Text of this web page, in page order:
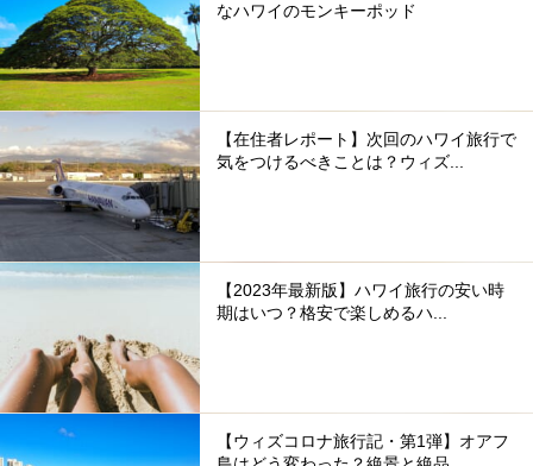
なハワイのモンキーポッド
【在住者レポート】次回のハワイ旅行で
気をつけるべきことは？ウィズ...
【2023年最新版】ハワイ旅行の安い時
期はいつ？格安で楽しめるハ...
【ウィズコロナ旅行記・第1弾】オアフ